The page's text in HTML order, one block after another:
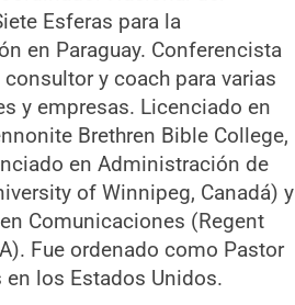
Esferas para la
en Paraguay. Conferencista
y coach para varias
y empresas. Licenciado en
Brethren Bible College,
en Administración de
of Winnipeg, Canadá) y
Comunicaciones (Regent
Fue ordenado como Pastor
los Estados Unidos.